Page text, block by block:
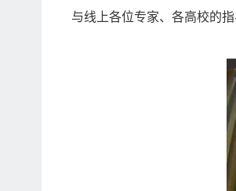
与线上各位专家、各高校的